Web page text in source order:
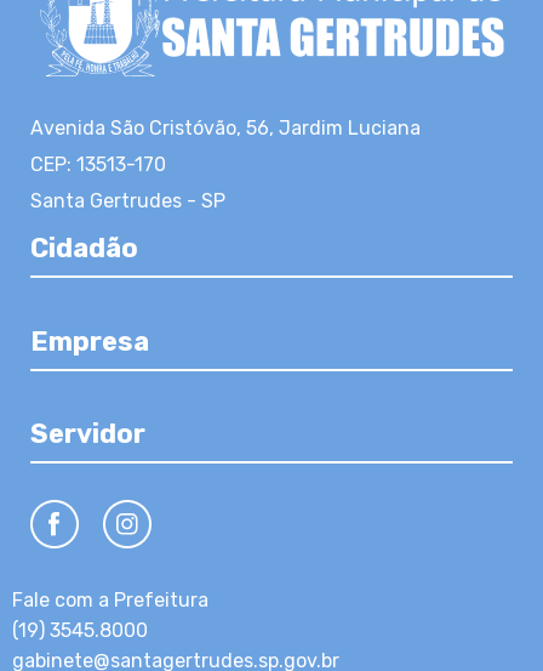
Avenida São Cristóvão, 56, Jardim Luciana
CEP: 13513-170
Santa Gertrudes - SP
Cidadão
Empresa
Servidor
Fale com a Prefeitura
(19) 3545.8000
gabinete@santagertrudes.sp.gov.br